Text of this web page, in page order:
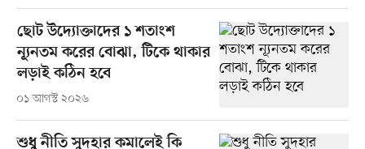
ছোট উদ্যোক্তাদের ১ শতাংশ
ন্যূনতম করের বোঝা, টিকে থাকার
লড়াই কঠিন হবে
০১ আগস্ট ২০২৬
শুধু নীতি সুদহার কমালেই কি